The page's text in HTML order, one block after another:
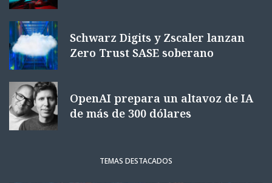
Schwarz Digits y Zscaler lanzan
Zero Trust SASE soberano
OpenAI prepara un altavoz de IA
de más de 300 dólares
TEMAS DESTACADOS